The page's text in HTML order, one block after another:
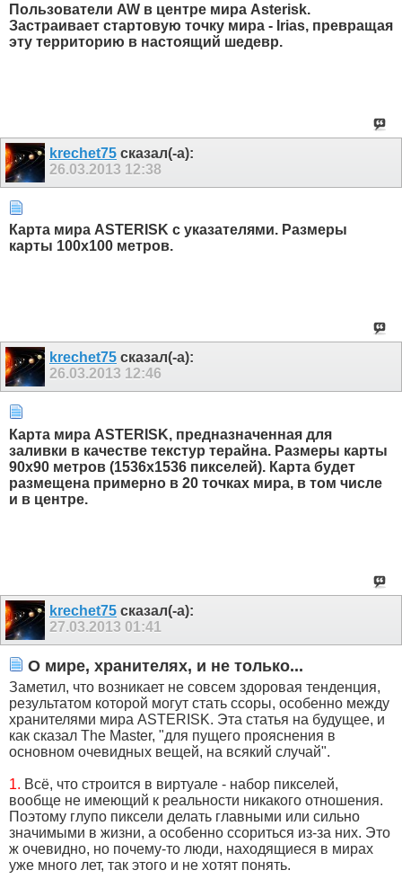
Пользователи AW в центре мира Asterisk.
Застраивает стартовую точку мира - Irias, превращая
эту территорию в настоящий шедевр.
krechet75 сказал(-а):
26.03.2013 12:38
Карта мира ASTERISK с указателями. Размеры
карты 100х100 метров.
krechet75 сказал(-а):
26.03.2013 12:46
Карта мира ASTERISK, предназначенная для
заливки в качестве текстур терайна. Размеры карты
90х90 метров (1536х1536 пикселей). Карта будет
размещена примерно в 20 точках мира, в том числе
и в центре.
krechet75 сказал(-а):
27.03.2013 01:41
О мире, хранителях, и не только...
Заметил, что возникает не совсем здоровая тенденция,
результатом которой могут стать ссоры, особенно между
хранителями мира ASTERISK. Эта статья на будущее, и
как сказал The Master, "для пущего прояснения в
основном очевидных вещей, на всякий случай".
1. Всё, что строится в виртуале - набор пикселей,
вообще не имеющий к реальности никакого отношения.
Поэтому глупо пиксели делать главными или сильно
значимыми в жизни, а особенно ссориться из-за них. Это
ж очевидно, но почему-то люди, находящиеся в мирах
уже много лет, так этого и не хотят понять.